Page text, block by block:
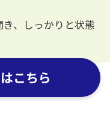
、しっかりと状態
こちら